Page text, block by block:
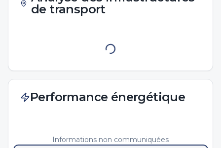
de transport
Performance énergétique
Informations non communiquées